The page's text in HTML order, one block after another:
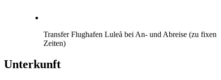
Transfer Flughafen Luleå bei An- und Abreise (zu fixen
Zeiten)
Unterkunft